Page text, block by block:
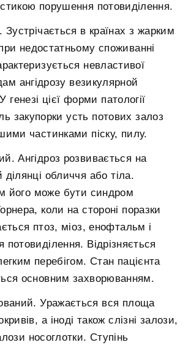
порушення потовиділення.
Зустрічається в країнах з жарким
недостатньому споживанні
невластивої
ангідрозу везикулярной
генезі цієї форми патології
закупорки усть потових залоз
частинками піску, пилу.
Ангідроз розвивається на
ділянці обличчя або тіла.
його може бути синдром
коли на стороні поразки
птоз, міоз, енофтальм і
потовиділення. Відрізняється
перебігом. Стан пацієнта
основним захворюванням.
Уражається вся площа
а іноді також слізні залози,
носоглотки. Ступінь